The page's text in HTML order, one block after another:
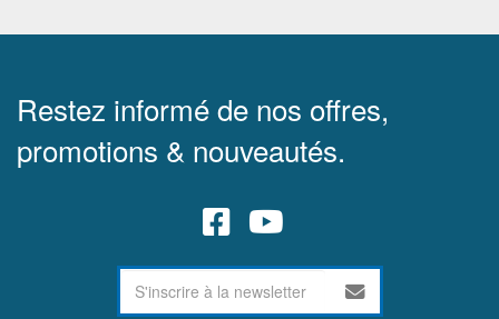
Restez informé de nos offres,
promotions & nouveautés.